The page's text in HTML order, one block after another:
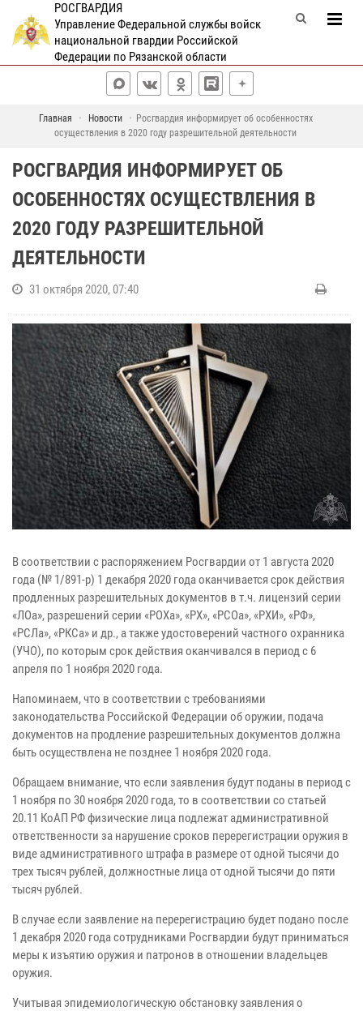
РОСГВАРДИЯ
Управление Федеральной службы войск
национальной гвардии Российской
Федерации по Рязанской области
Главная Новости
Росгвардия информирует об особенностях
осуществления в 2020 году разрешительной деятельности
РОСГВАРДИЯ ИНФОРМИРУЕТ ОБ
ОСОБЕННОСТЯХ ОСУЩЕСТВЛЕНИЯ В
2020 ГОДУ РАЗРЕШИТЕЛЬНОЙ
ДЕЯТЕЛЬНОСТИ
31 октября 2020, 07:40
В соответствии с распоряжением Росгвардии от 1 августа 2020
года (№ 1/891-р) 1 декабря 2020 года оканчивается срок действия
продленных разрешительных документов в т.ч. лицензий серии
«ЛОа», разрешений серии «РОХа», «РХ», «РСОа», «РХИ», «РФ»,
«РСЛа», «РКСа» и др., а также удостоверений частного охранника
(УЧО), по которым срок действия оканчивался в период с 6
апреля по 1 ноября 2020 года.
Напоминаем, что в соответствии с требованиями
законодательства Российской Федерации об оружии, подача
документов на продление разрешительных документов должна
быть осуществлена не позднее 1 ноября 2020 года.
Обращаем внимание, что если заявления будут поданы в период с
1 ноября по 30 ноября 2020 года, то в соответствии со статьей
20.11 КоАП РФ физические лица подлежат административной
ответственности за нарушение сроков перерегистрации оружия в
виде административного штрафа в размере от одной тысячи до
трех тысяч рублей, должностные лица от одной тысячи до пяти
тысяч рублей.
В случае если заявление на перерегистрацию будет подано после
1 декабря 2020 года сотрудниками Росгвардии будут приниматься
меры к изъятию оружия и патронов в отношении владельцев
оружия.
Учитывая эпидемиологическую обстановку заявления о